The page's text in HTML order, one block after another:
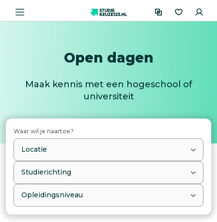
Open dagen
Maak kennis met een hogeschool of
universiteit
Waar wil je naartoe?
Locatie
Studierichting
Opleidingsniveau